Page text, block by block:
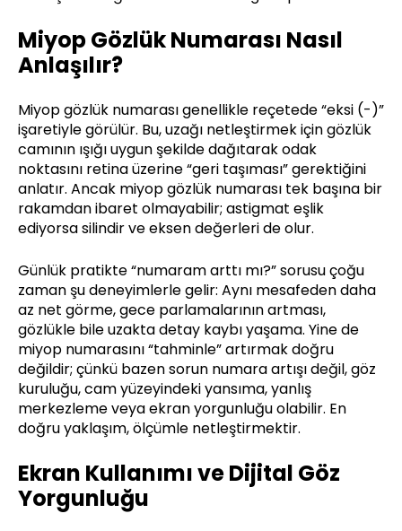
Miyop Gözlük Numarası Nasıl
Anlaşılır?
Miyop gözlük numarası genellikle reçetede “eksi (-)”
işaretiyle görülür. Bu, uzağı netleştirmek için gözlük
camının ışığı uygun şekilde dağıtarak odak
noktasını retina üzerine “geri taşıması” gerektiğini
anlatır. Ancak miyop gözlük numarası tek başına bir
rakamdan ibaret olmayabilir; astigmat eşlik
ediyorsa silindir ve eksen değerleri de olur.
Günlük pratikte “numaram arttı mı?” sorusu çoğu
zaman şu deneyimlerle gelir: Aynı mesafeden daha
az net görme, gece parlamalarının artması,
gözlükle bile uzakta detay kaybı yaşama. Yine de
miyop numarasını “tahminle” artırmak doğru
değildir; çünkü bazen sorun numara artışı değil, göz
kuruluğu, cam yüzeyindeki yansıma, yanlış
merkezleme veya ekran yorgunluğu olabilir. En
doğru yaklaşım, ölçümle netleştirmektir.
Ekran Kullanımı ve Dijital Göz
Yorgunluğu